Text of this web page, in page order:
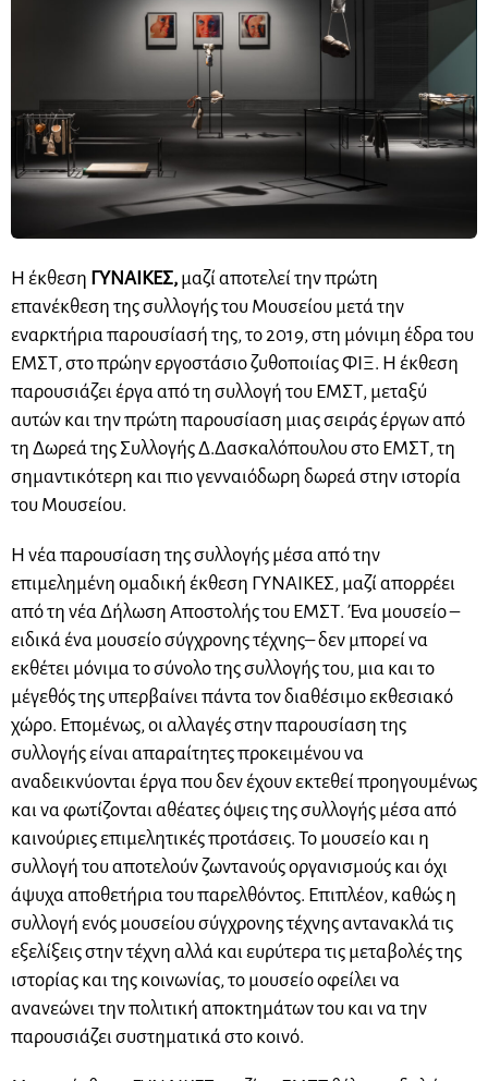
Η έκθεση ΓΥΝΑΙΚΕΣ, μαζί αποτελεί την πρώτη
επανέκθεση της συλλογής του Μουσείου μετά την
εναρκτήρια παρουσίασή της, το 2019, στη μόνιμη έδρα του
ΕΜΣΤ, στο πρώην εργοστάσιο ζυθοποιίας ΦΙΞ. Η έκθεση
παρουσιάζει έργα από τη συλλογή του ΕΜΣΤ, μεταξύ
αυτών και την πρώτη παρουσίαση μιας σειράς έργων από
τη Δωρεά της Συλλογής Δ.Δασκαλόπουλου στο ΕΜΣΤ, τη
σημαντικότερη και πιο γενναιόδωρη δωρεά στην ιστορία
του Μουσείου.
Η νέα παρουσίαση της συλλογής μέσα από την
επιμελημένη ομαδική έκθεση ΓΥΝΑΙΚΕΣ, μαζί απορρέει
από τη νέα Δήλωση Αποστολής του ΕΜΣΤ. Ένα μουσείο –
ειδικά ένα μουσείο σύγχρονης τέχνης– δεν μπορεί να
εκθέτει μόνιμα το σύνολο της συλλογής του, μια και το
μέγεθός της υπερβαίνει πάντα τον διαθέσιμο εκθεσιακό
χώρο. Επομένως, οι αλλαγές στην παρουσίαση της
συλλογής είναι απαραίτητες προκειμένου να
αναδεικνύονται έργα που δεν έχουν εκτεθεί προηγουμένως
και να φωτίζονται αθέατες όψεις της συλλογής μέσα από
καινούριες επιμελητικές προτάσεις. Το μουσείο και η
συλλογή του αποτελούν ζωντανούς οργανισμούς και όχι
άψυχα αποθετήρια του παρελθόντος. Επιπλέον, καθώς η
συλλογή ενός μουσείου σύγχρονης τέχνης αντανακλά τις
εξελίξεις στην τέχνη αλλά και ευρύτερα τις μεταβολές της
ιστορίας και της κοινωνίας, το μουσείο οφείλει να
ανανεώνει την πολιτική αποκτημάτων του και να την
παρουσιάζει συστηματικά στο κοινό.